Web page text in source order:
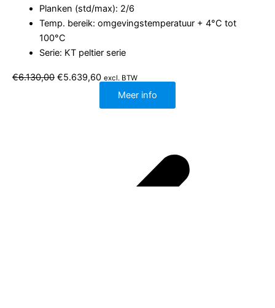
Planken (std/max): 2/6
Temp. bereik: omgevingstemperatuur + 4°C tot
100°C
Serie: KT peltier serie
€6.130,00 Oorspronkelijke
€5.639,60Huidige
excl. BTW
Meer info